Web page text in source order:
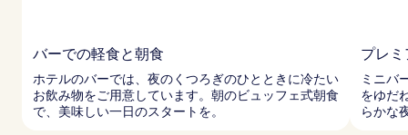
バーでの軽食と朝食
ホテルのバーでは、夜のくつろぎのひとときに冷たい
お飲み物をご用意しています。朝のビュッフェ式朝食
で、美味しい一日のスタートを。
プレ
ミニバ
をゆだ
らかな